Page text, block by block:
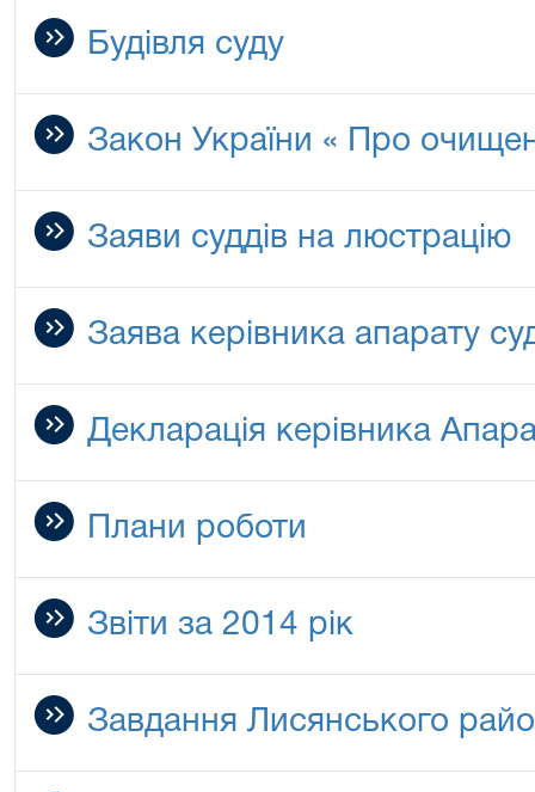
Будівля суду
Закон України « Про
Заяви суддів на люстрацію
Заява керівника апарату
Декларація керівника
Плани роботи
Звіти за 2014 рік
Завдання Лисянського